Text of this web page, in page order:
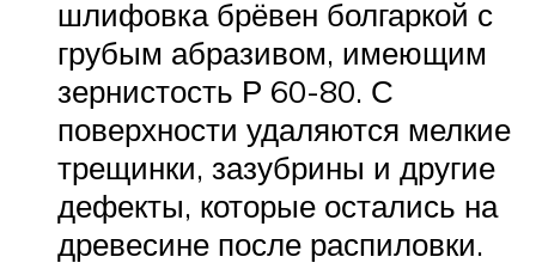
шлифовка брёвен болгаркой с
грубым абразивом, имеющим
зернистость Р 60-80. С
поверхности удаляются мелкие
трещинки, зазубрины и другие
дефекты, которые остались на
древесине после распиловки.